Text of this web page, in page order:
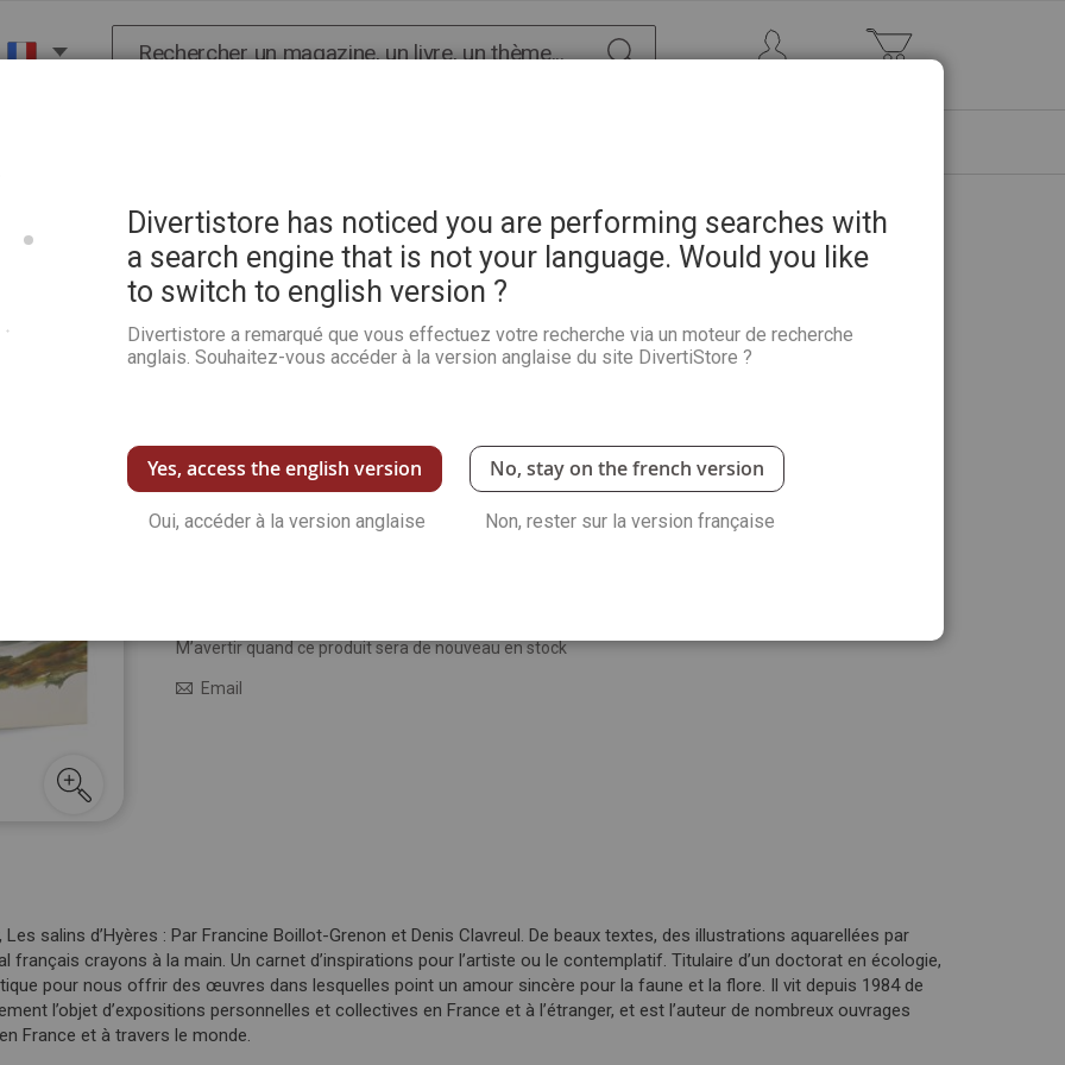
Voyages en littoral - Denis Clavreul
Soyez le premier à commenter ce produit
19,00 €
M’avertir quand ce produit sera de nouveau en stock
Email
Les salins d’Hyères : Par Francine Boillot-Grenon et Denis Clavreul. De beaux textes, des illustrations aquarellées par
français crayons à la main. Un carnet d’inspirations pour l’artiste ou le contemplatif. Titulaire d’un doctorat en écologie,
pour nous offrir des œuvres dans lesquelles point un amour sincère pour la faune et la flore. Il vit depuis 1984 de
l’objet d’expositions personnelles et collectives en France et à l’étranger, et est l’auteur de nombreux ouvrages
France et à travers le monde.
Divertistore has noticed you are performing searches with
a search engine that is not your language. Would you like
to switch to english version ?
Divertistore a remarqué que vous effectuez votre recherche via un moteur de recherche
anglais. Souhaitez-vous accéder à la version anglaise du site DivertiStore ?
Yes, access the english version
Oui, accéder à la version anglaise
No, stay on the french version
Non, rester sur la version française